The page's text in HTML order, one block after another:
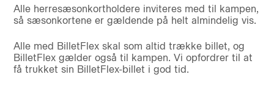
Alle herresæsonkortholdere inviteres med til kampen,
så sæsonkortene er gældende på helt almindelig vis.
Alle med BilletFlex skal som altid trække billet, og
BilletFlex gælder også til kampen. Vi opfordrer til at
få trukket sin BilletFlex-billet i god tid.